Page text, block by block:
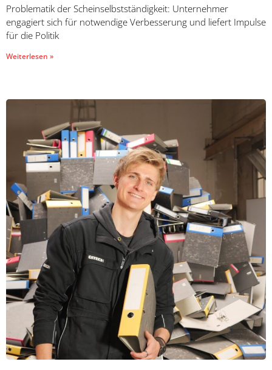
Problematik der Scheinselbstständigkeit: Unternehmer
engagiert sich für notwendige Verbesserung und liefert Impulse
für die Politik
Weiterlesen »